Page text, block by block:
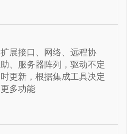
扩展接口、网络、远程协
助、服务器阵列，驱动不定
时更新，根据集成工具决定
更多功能